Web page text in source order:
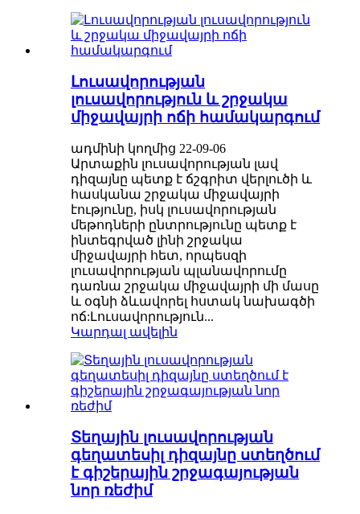
Լուսավորության
լուսավորություն և շրջակա
միջավայրի ոճի համակարգում
ադմինի կողմից 22-09-06
Արտաքին լուսավորության լավ
դիզայնը պետք է ճշգրիտ վերլուծի և
հասկանա շրջակա միջավայրի
էությունը, իսկ լուսավորության
մեթոդների ընտրությունը պետք է
ինտեգրված լինի շրջակա
միջավայրի հետ, որպեսզի
լուսավորության պլանավորումը
դառնա շրջակա միջավայրի մի մասը
և օգնի ձևավորել հստակ նախագծի
ոճ:Լուսավորություն...
Կարդալ ավելին
Տեղային լուսավորության
գեղատեսիլ դիզայնը ստեղծում
է գիշերային շրջագայության
նոր ռեժիմ